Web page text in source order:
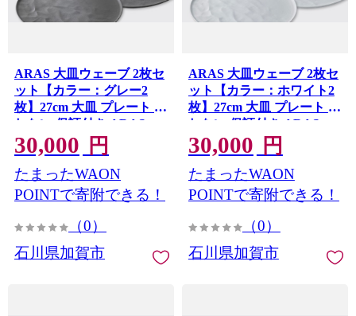
ARAS 大皿ウェーブ 2枚セ
ット【カラー：グレー2
枚】27cm 大皿 プレート 割
れない 保証付き ARAS エ
イラス 色が選べる 皿 食器
うつわ 贈り物 ギフト 3万
円 30000円 F6P-2600
30,000 円
たまったWAON
POINTで寄附できる！
（0）
石川県加賀市
ARAS 大皿ウェーブ 2枚セ
ット【カラー：ホワイト2
枚】27cm 大皿 プレート 割
れない 保証付き ARAS エ
イラス 色が選べる 皿 食器
うつわ 贈り物 ギフト 3万
円 30000円 F6P-2599
30,000 円
たまったWAON
POINTで寄附できる！
（0）
石川県加賀市